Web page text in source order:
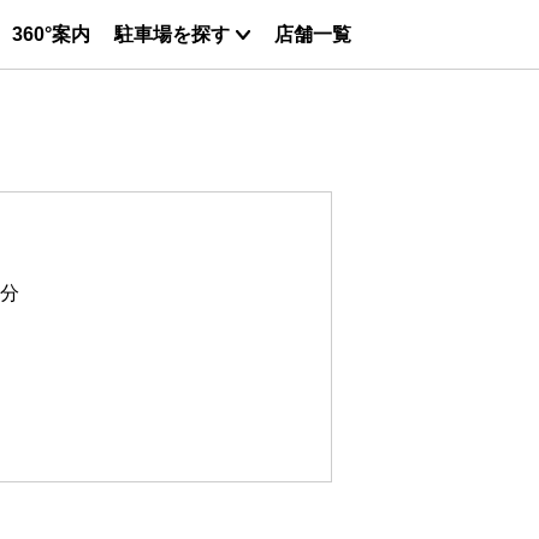
360°案内 駐車場を探す 店舗一覧